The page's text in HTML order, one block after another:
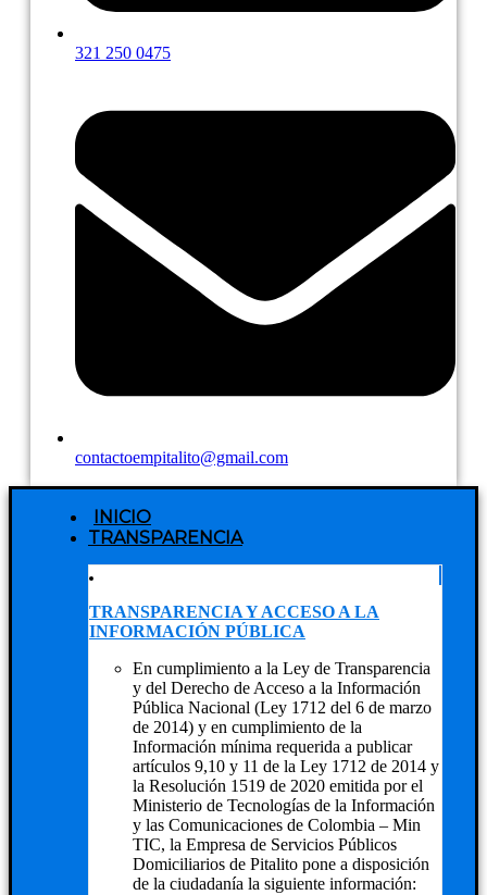
321 250 0475
contactoempitalito@gmail.com
INICIO
TRANSPARENCIA
TRANSPARENCIA Y ACCESO A LA
INFORMACIÓN PÚBLICA
En cumplimiento a la Ley de Transparencia
y del Derecho de Acceso a la Información
Pública Nacional (Ley 1712 del 6 de marzo
de 2014) y en cumplimiento de la
Información mínima requerida a publicar
artículos 9,10 y 11 de la Ley 1712 de 2014 y
la Resolución 1519 de 2020 emitida por el
Ministerio de Tecnologías de la Información
y las Comunicaciones de Colombia – Min
TIC, la Empresa de Servicios Públicos
Domiciliarios de Pitalito pone a disposición
de la ciudadanía la siguiente información: